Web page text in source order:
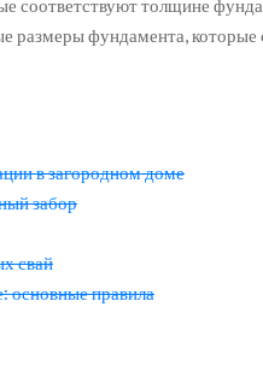
соответствуют толщине
размеры фундамента,
в загородном доме
забор
свай
основные правила